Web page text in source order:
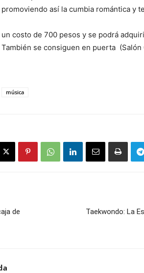
así la cumbia romántica y
costo de 700 pesos y se podrá
se consiguen en puerta
música
de
Taekwondo: La